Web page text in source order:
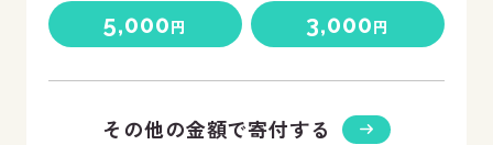
5,000円 3,000円
その他の金額で寄付する